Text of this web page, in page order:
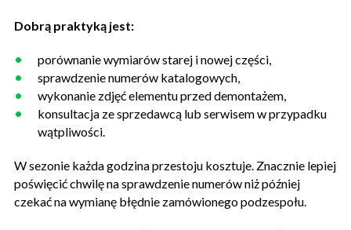
Dobrą praktyką jest:
porównanie wymiarów starej i nowej części,
sprawdzenie numerów katalogowych,
wykonanie zdjęć elementu przed demontażem,
konsultacja ze sprzedawcą lub serwisem w przypadku
wątpliwości.
W sezonie każda godzina przestoju kosztuje. Znacznie lepiej
poświęcić chwilę na sprawdzenie numerów niż później
czekać na wymianę błędnie zamówionego podzespołu.